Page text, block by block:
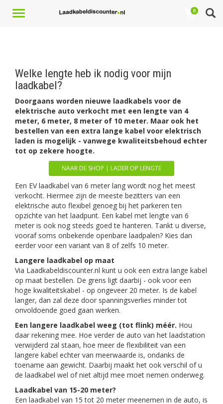
Toggle
0
Welke lengte heb ik nodig voor mijn
laadkabel?
Doorgaans worden nieuwe laadkabels voor de
elektrische auto verkocht met een lengte van 4
meter, 6 meter, 8 meter of 10 meter. Maar ook het
bestellen van een extra lange kabel voor elektrisch
laden is mogelijk - vanwege kwaliteitsbehoud echter
tot op zekere hoogte.
NAAR DE SHOP | LADER OP LENGTE
Een EV laadkabel van 6 meter lang wordt nog het meest
verkocht. Hiermee zijn de meeste bezitters van een
elektrische auto flexibel genoeg bij het parkeren ten
opzichte van het laadpunt. Een kabel met lengte van 6
meter is ook nog steeds goed te hanteren. Tankt u diverse,
vooraf soms onbekende openbare laadpalen? Kies dan
eerder voor een variant van 8 of zelfs 10 meter.
Langere laadkabel op maat
Via Laadkabeldiscounter.nl kunt u ook een extra lange kabel
op maat bestellen. De grens ligt daarbij - ook voor een
hoge kwaliteitskabel - op ongeveer 20 meter. Is de kabel
langer, dan zal deze door spanningsverlies minder tot
onvoldoende goed gaan werken.
Een langere laadkabel weeg (tot flink) méér. Hou
daar rekening mee. Hoe verder de auto van het laadstation
verwijderd zal staan, hoe meer de flexibiliteit van een
langere kabel echter van meerwaarde is, ondanks de
toename aan gewicht. Daarbij maakt het ook verschil of u
de laadkabel wel of niet altijd mee moet nemen onderweg.
Laadkabel van 15-20 meter?
Een laadkabel van 15 tot 20 meter meenemen in de auto, is